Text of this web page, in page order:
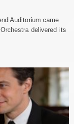
Auditorium came
delivered its